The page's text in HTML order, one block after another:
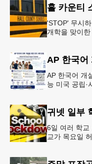
홀 카운티
'STOP' 무시
개학을 맞이한
AP 한국어
AP 한국어 개
능 미국 공립·
귀넷 일부
6일 여러 학교
교가 목요일